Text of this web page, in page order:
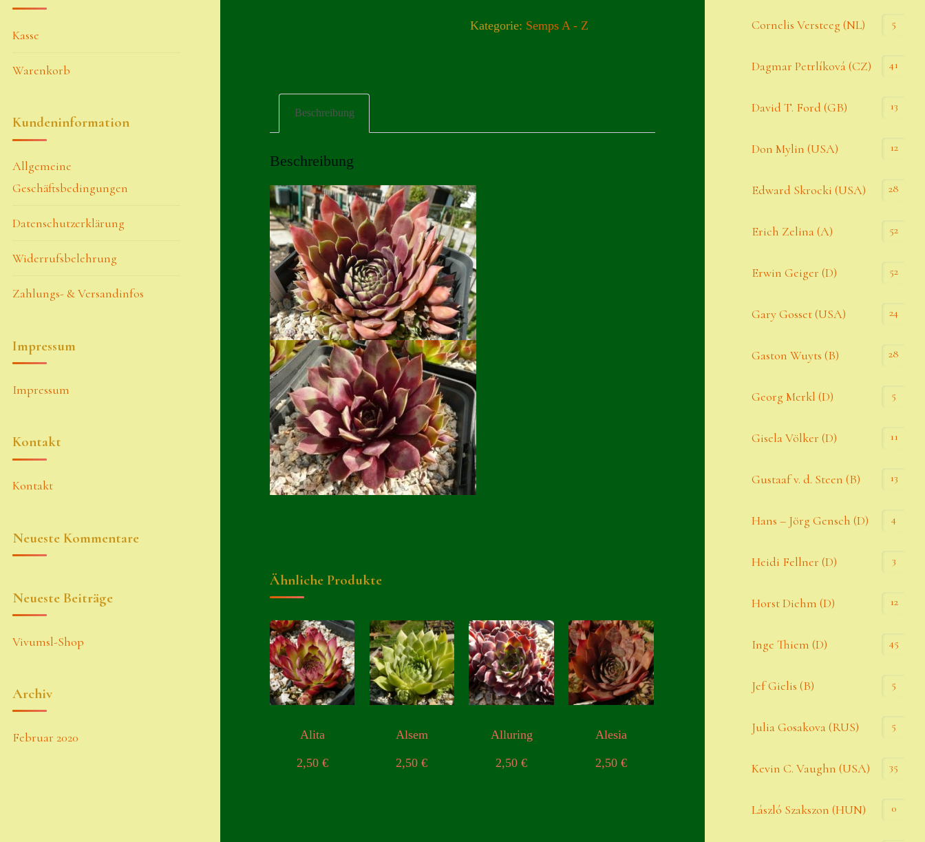
Warenkorb
Warenkorb
Widerrufsbelehrung
Zahlungs- & Versandinfos
Zubehör
Kategorie: Semps A - Z
Beschreibung
Beschreibung
Ähnliche Produkte
Alita
2,50 €
Alsem
2,50€
Alluring
2,50€
Alesia
2,50 €
Kasse
Warenkorb
Kundeninformation
Allgemeine
Geschäftsbedingungen
Datenschutzerklärung
Widerrufsbelehrung
Zahlungs- & Versandinfos
Impressum
Impressum
Kontakt
Kontakt
Neueste Kommentare
Neueste Beiträge
Vivumsl-Shop
Archiv
Februar 2020
Cornelis Versteeg (NL) 5
Dagmar Petrlíková (CZ) 41
David T. Ford (GB) 13
Don Mylin (USA) 12
Edward Skrocki (USA) 28
Erich Zelina (A) 52
Erwin Geiger (D) 52
Gary Gosset (USA) 24
Gaston Wuyts (B) 28
Georg Merkl (D) 5
Gisela Völker (D) 11
Gustaaf v. d. Steen (B) 13
Hans – Jörg Gensch (D) 4
Heidi Fellner (D) 3
Horst Diehm (D) 12
Inge Thiem (D) 45
Jef Gielis (B) 5
Julia Gosakova (RUS) 5
Kevin C. Vaughn (USA) 35
László Szakszon (HUN) 0